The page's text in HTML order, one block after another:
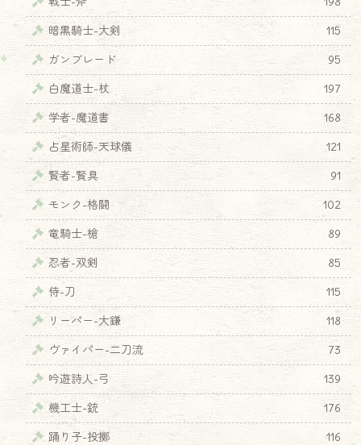
暗黒騎士-大剣
115
ガンブレード
95
白魔道士-杖
197
学者-魔道書
168
占星術師-天球儀
121
賢者-賢具
91
モンク-格闘
102
竜騎士-槍
89
忍者-双剣
85
侍-刀
115
リーパー-大鎌
118
ヴァイパー-二刀流
73
吟遊詩人-弓
139
機工士-銃
176
踊り子-投擲
116